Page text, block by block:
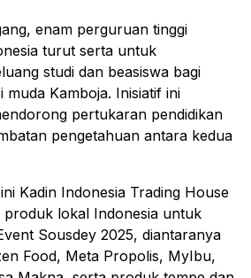
enam perguruan tinggi
turut serta untuk
studi dan beasiswa bagi
muda Kamboja. Inisiatif ini
pertukaran pendidikan
pengetahuan antara kedua
Kadin Indonesia Trading House
produk lokal Indonesia untuk
Sousdey 2025, diantaranya
Food, Meta Propolis, MyIbu,